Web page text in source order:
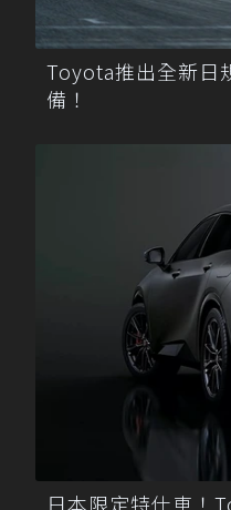
Toyota推出全新日
備！
日本限定特仕車